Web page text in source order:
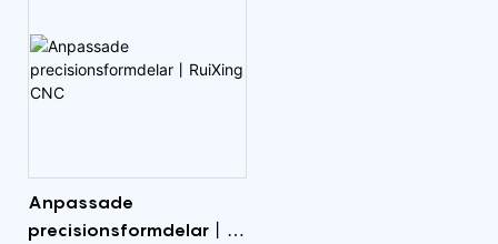
Anpassade
precisionsformdelar丨